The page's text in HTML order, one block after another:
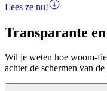
Lees ze nu!
Transparante
Wil je weten hoe woom-
achter de schermen van